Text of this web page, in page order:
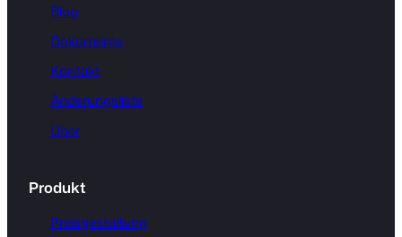
Blog
Dokumente
Kontakt
Änderungsliste
Über
Produkt
Preisgestaltung